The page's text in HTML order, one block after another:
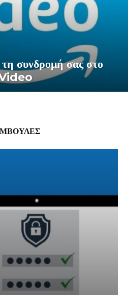
συνδρομή σας στο